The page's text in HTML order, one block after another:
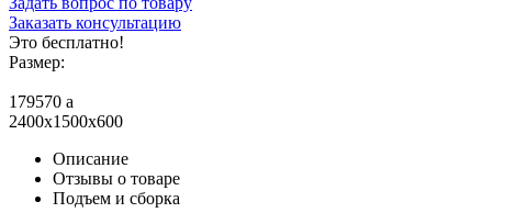
Заказать консультацию
Это бесплатно!
Размер:
179570 a
2400x1500x600
Описание
Отзывы о товаре
Подъем и сборка